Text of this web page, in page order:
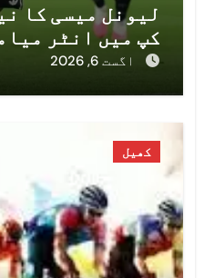
لیونل میسی کا
کپ میں انٹر
اگست 6, 2026
کھیل